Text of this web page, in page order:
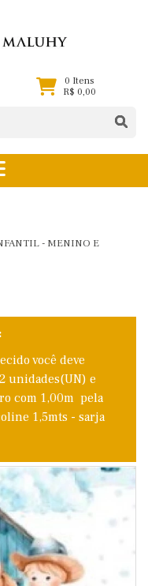
0 Itens
R$ 0,00
- MENINO E
você deve
unidades(UN) e
com 1,00m pela
1,5mts - sarja